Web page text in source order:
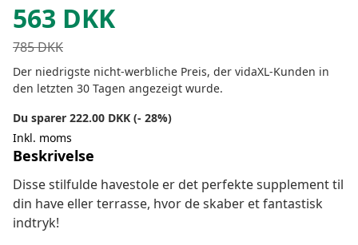
563 DKK
785DKK
Der niedrigste nicht-werbliche Preis, der vidaXL-Kunden in
den letzten 30 Tagen angezeigt wurde.
Du sparer 222.00 DKK (- 28%)
Inkl. moms
Beskrivelse
Disse stilfulde havestole er det perfekte supplement til
din have eller terrasse, hvor de skaber et fantastisk
indtryk!